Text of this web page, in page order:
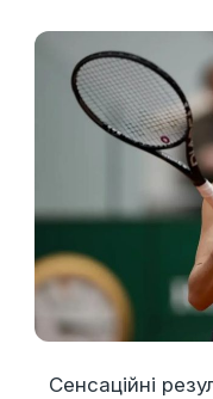
Сенсаційні